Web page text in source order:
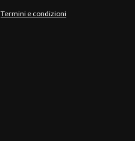
Termini e condizioni